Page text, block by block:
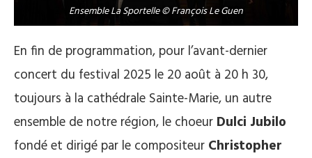
Ensemble La Sportelle © François Le Guen
En fin de programmation, pour l’avant-dernier
concert du festival 2025 le 20 août à 20 h 30,
toujours à la cathédrale Sainte-Marie, un autre
ensemble de notre région, le choeur Dulci Jubilo
fondé et dirigé par le compositeur Christopher